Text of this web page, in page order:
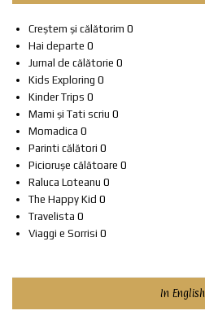
Creștem și călătorim 0
Hai departe 0
Jurnal de călătorie 0
Kids Exploring 0
Kinder Trips 0
Mami și Tati scriu 0
Momadica 0
Parinti călători 0
Piciorușe călătoare 0
Raluca Loteanu 0
The Happy Kid 0
Travelista 0
Viaggi e Sorrisi 0
In English